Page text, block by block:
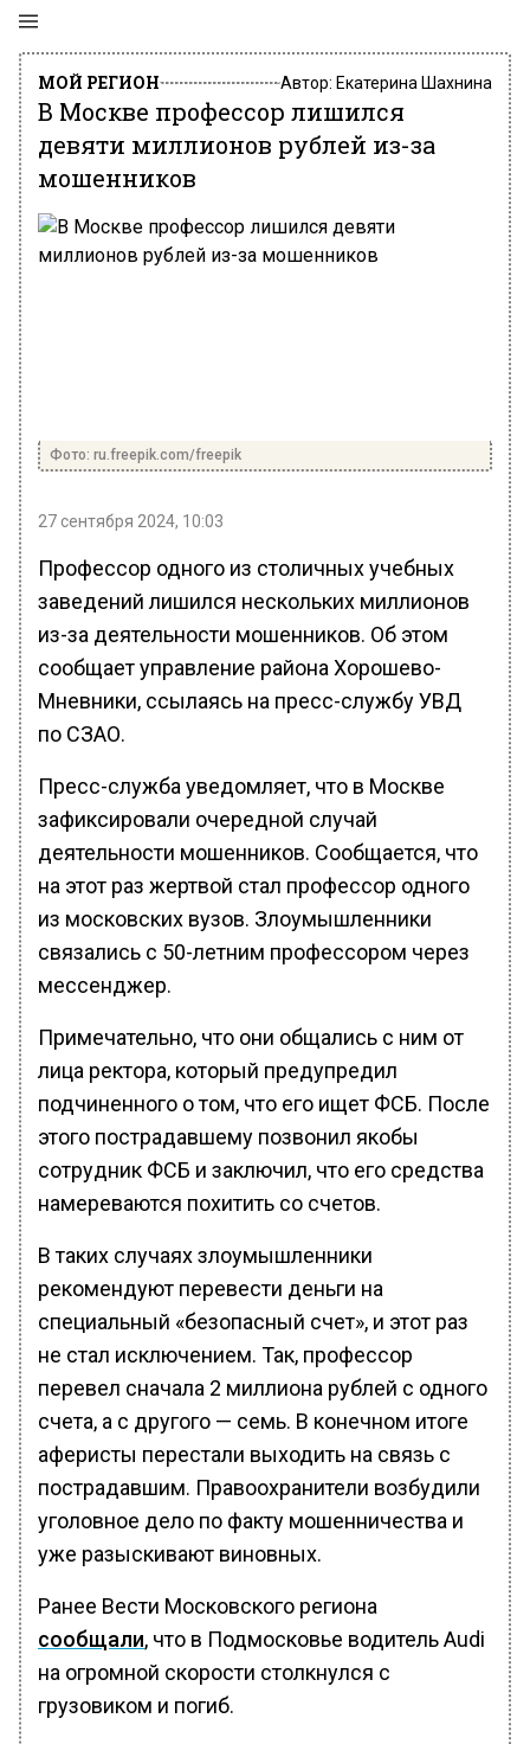
МОЙ РЕГИОН Автор: Екатерина Шахнина
В Москве профессор лишился
девяти миллионов рублей из-за
мошенников
Фото: ru.freepik.com/freepik
27 сентября 2024, 10:03
Профессор одного из столичных учебных
заведений лишился нескольких миллионов
из-за деятельности мошенников. Об этом
сообщает управление района Хорошево-
Мневники, ссылаясь на пресс-службу УВД
по СЗАО.
Пресс-служба уведомляет, что в Москве
зафиксировали очередной случай
деятельности мошенников. Сообщается, что
на этот раз жертвой стал профессор одного
из московских вузов. Злоумышленники
связались с 50-летним профессором через
мессенджер.
Примечательно, что они общались с ним от
лица ректора, который предупредил
подчиненного о том, что его ищет ФСБ. После
этого пострадавшему позвонил якобы
сотрудник ФСБ и заключил, что его средства
намереваются похитить со счетов.
В таких случаях злоумышленники
рекомендуют перевести деньги на
специальный «безопасный счет», и этот раз
не стал исключением. Так, профессор
перевел сначала 2 миллиона рублей с одного
счета, а с другого — семь. В конечном итоге
аферисты перестали выходить на связь с
пострадавшим. Правоохранители возбудили
уголовное дело по факту мошенничества и
уже разыскивают виновных.
Ранее Вести Московского региона
сообщали, что в Подмосковье водитель Audi
на огромной скорости столкнулся с
грузовиком и погиб.